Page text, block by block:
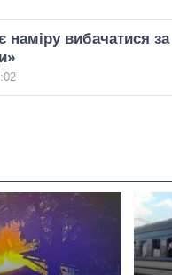
наміру вибачатися